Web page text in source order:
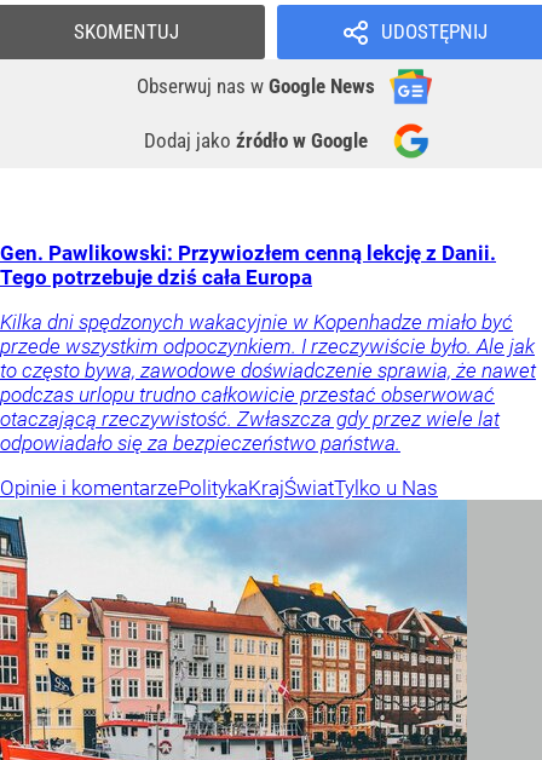
UDOSTĘPNIJ
Obserwuj nas w Google News
Dodaj jako źródło w Google
SKOMENTUJ
Gen. Pawlikowski: Przywiozłem cenną lekcję z Danii.
Tego potrzebuje dziś cała Europa
Kilka dni spędzonych wakacyjnie w Kopenhadze miało być
przede wszystkim odpoczynkiem. I rzeczywiście było. Ale jak
to często bywa, zawodowe doświadczenie sprawia, że nawet
podczas urlopu trudno całkowicie przestać obserwować
otaczającą rzeczywistość. Zwłaszcza gdy przez wiele lat
odpowiadało się za bezpieczeństwo państwa.
Opinie i komentarzePolitykaKrajŚwiatTylko u Nas